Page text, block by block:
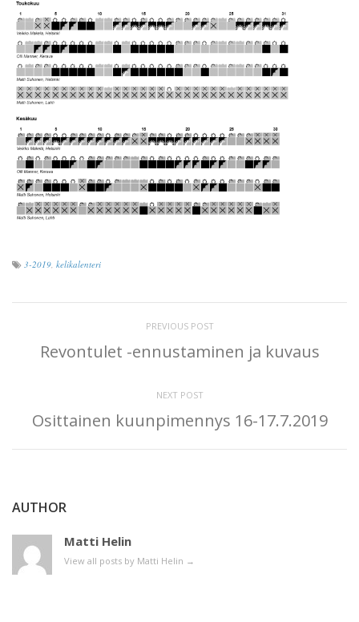
3-2019 kelikalenteri
PREVIOUS POST
Revontulet -ennustaminen ja kuvaus
NEXT POST
Osittainen kuunpimennys 16-17.7.2019
AUTHOR
Matti Helin
View all posts by Matti Helin →